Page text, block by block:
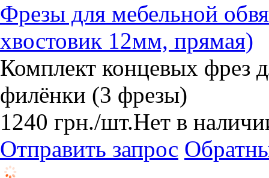
Фрезы для мебельной
хвостовик 12мм, прямая)
Комплект концевых фрез
филёнки (3 фрезы)
1240 грн./шт.Нет в
Отправить запрос